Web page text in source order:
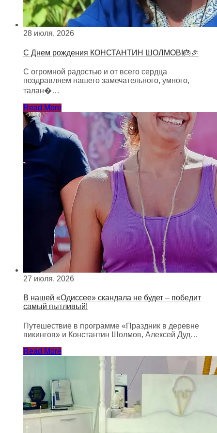
28 июля, 2026
С Днем рождения КОНСТАНТИН ШОЛМОВ!🎂🎉
С огромной радостью и от всего сердца
поздравляем нашего замечательного, умного,
талан�…
Read More
27 июля, 2026
В нашей «Одиссее» скандала не будет – победит
самый пытливый!
Путешествие в программе «Праздник в деревне
викингов» и Константин Шолмов, Алексей Дуд…
Read More